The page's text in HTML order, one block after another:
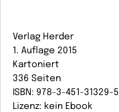
Verlag Herder
1. Auflage 2015
Kartoniert
336 Seiten
ISBN: 978-3-451-31329-5
Lizenz: kein Ebook